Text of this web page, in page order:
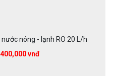
nước nóng - lạnh RO 20 L/h
vnđ